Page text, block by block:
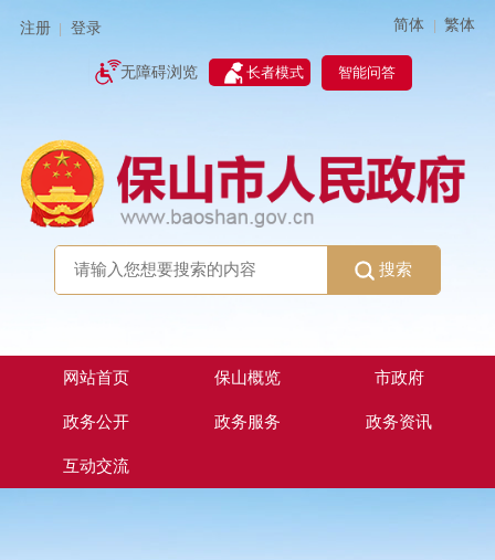
注册 登录 简体 | 繁体
无障碍浏览 长者模式 智能问答
搜索
网站首页 保山概览 市政府
政务公开 政务服务 政务资讯
互动交流